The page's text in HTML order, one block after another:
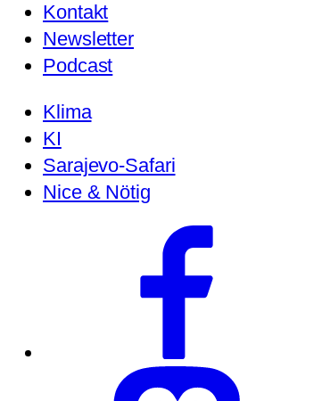
Kontakt
Newsletter
Podcast
Klima
KI
Sarajevo-Safari
Nice & Nötig